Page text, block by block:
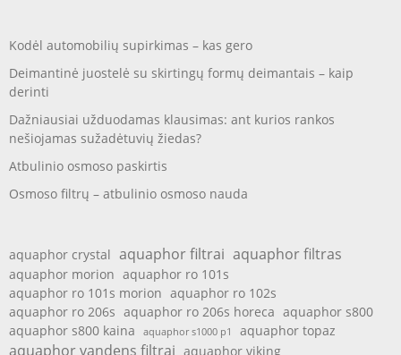
Kodėl automobilių supirkimas – kas gero
Deimantinė juostelė su skirtingų formų deimantais – kaip
derinti
Dažniausiai užduodamas klausimas: ant kurios rankos
nešiojamas sužadėtuvių žiedas?
Atbulinio osmoso paskirtis
Osmoso filtrų – atbulinio osmoso nauda
aquaphor crystal aquaphor filtrai aquaphor filtras
aquaphor morion aquaphor ro 101s
aquaphor ro 101s morion aquaphor ro 102s
aquaphor ro 206s aquaphor ro 206s horeca aquaphor s800
aquaphor s800 kaina
aquaphor s1000 p1 aquaphor topaz
aquaphor vandens filtrai aquaphor viking